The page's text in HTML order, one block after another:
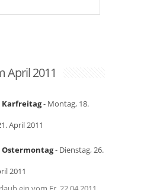
April 2011
Karfreitag- Montag, 18.
April 2011
- Dienstag, 26.
2011